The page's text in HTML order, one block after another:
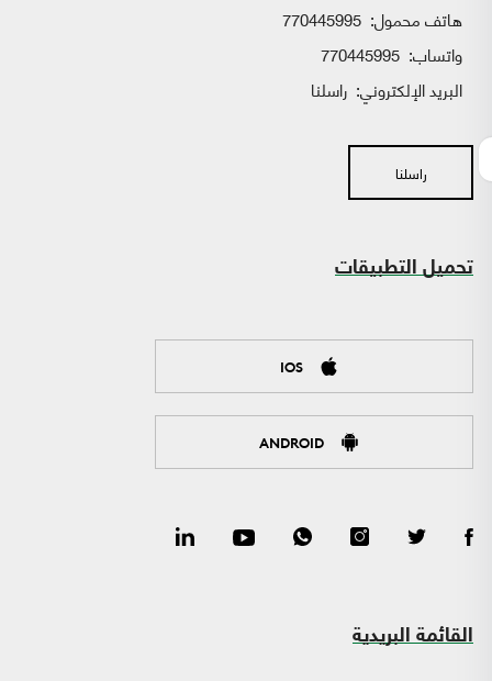
هاتف محمول: 770445995
واتساب:
البريد الإلكتروني: راسلنا
راسلنا
تحميل التطبيقات
IOS
ANDROID
القائمة البريدية